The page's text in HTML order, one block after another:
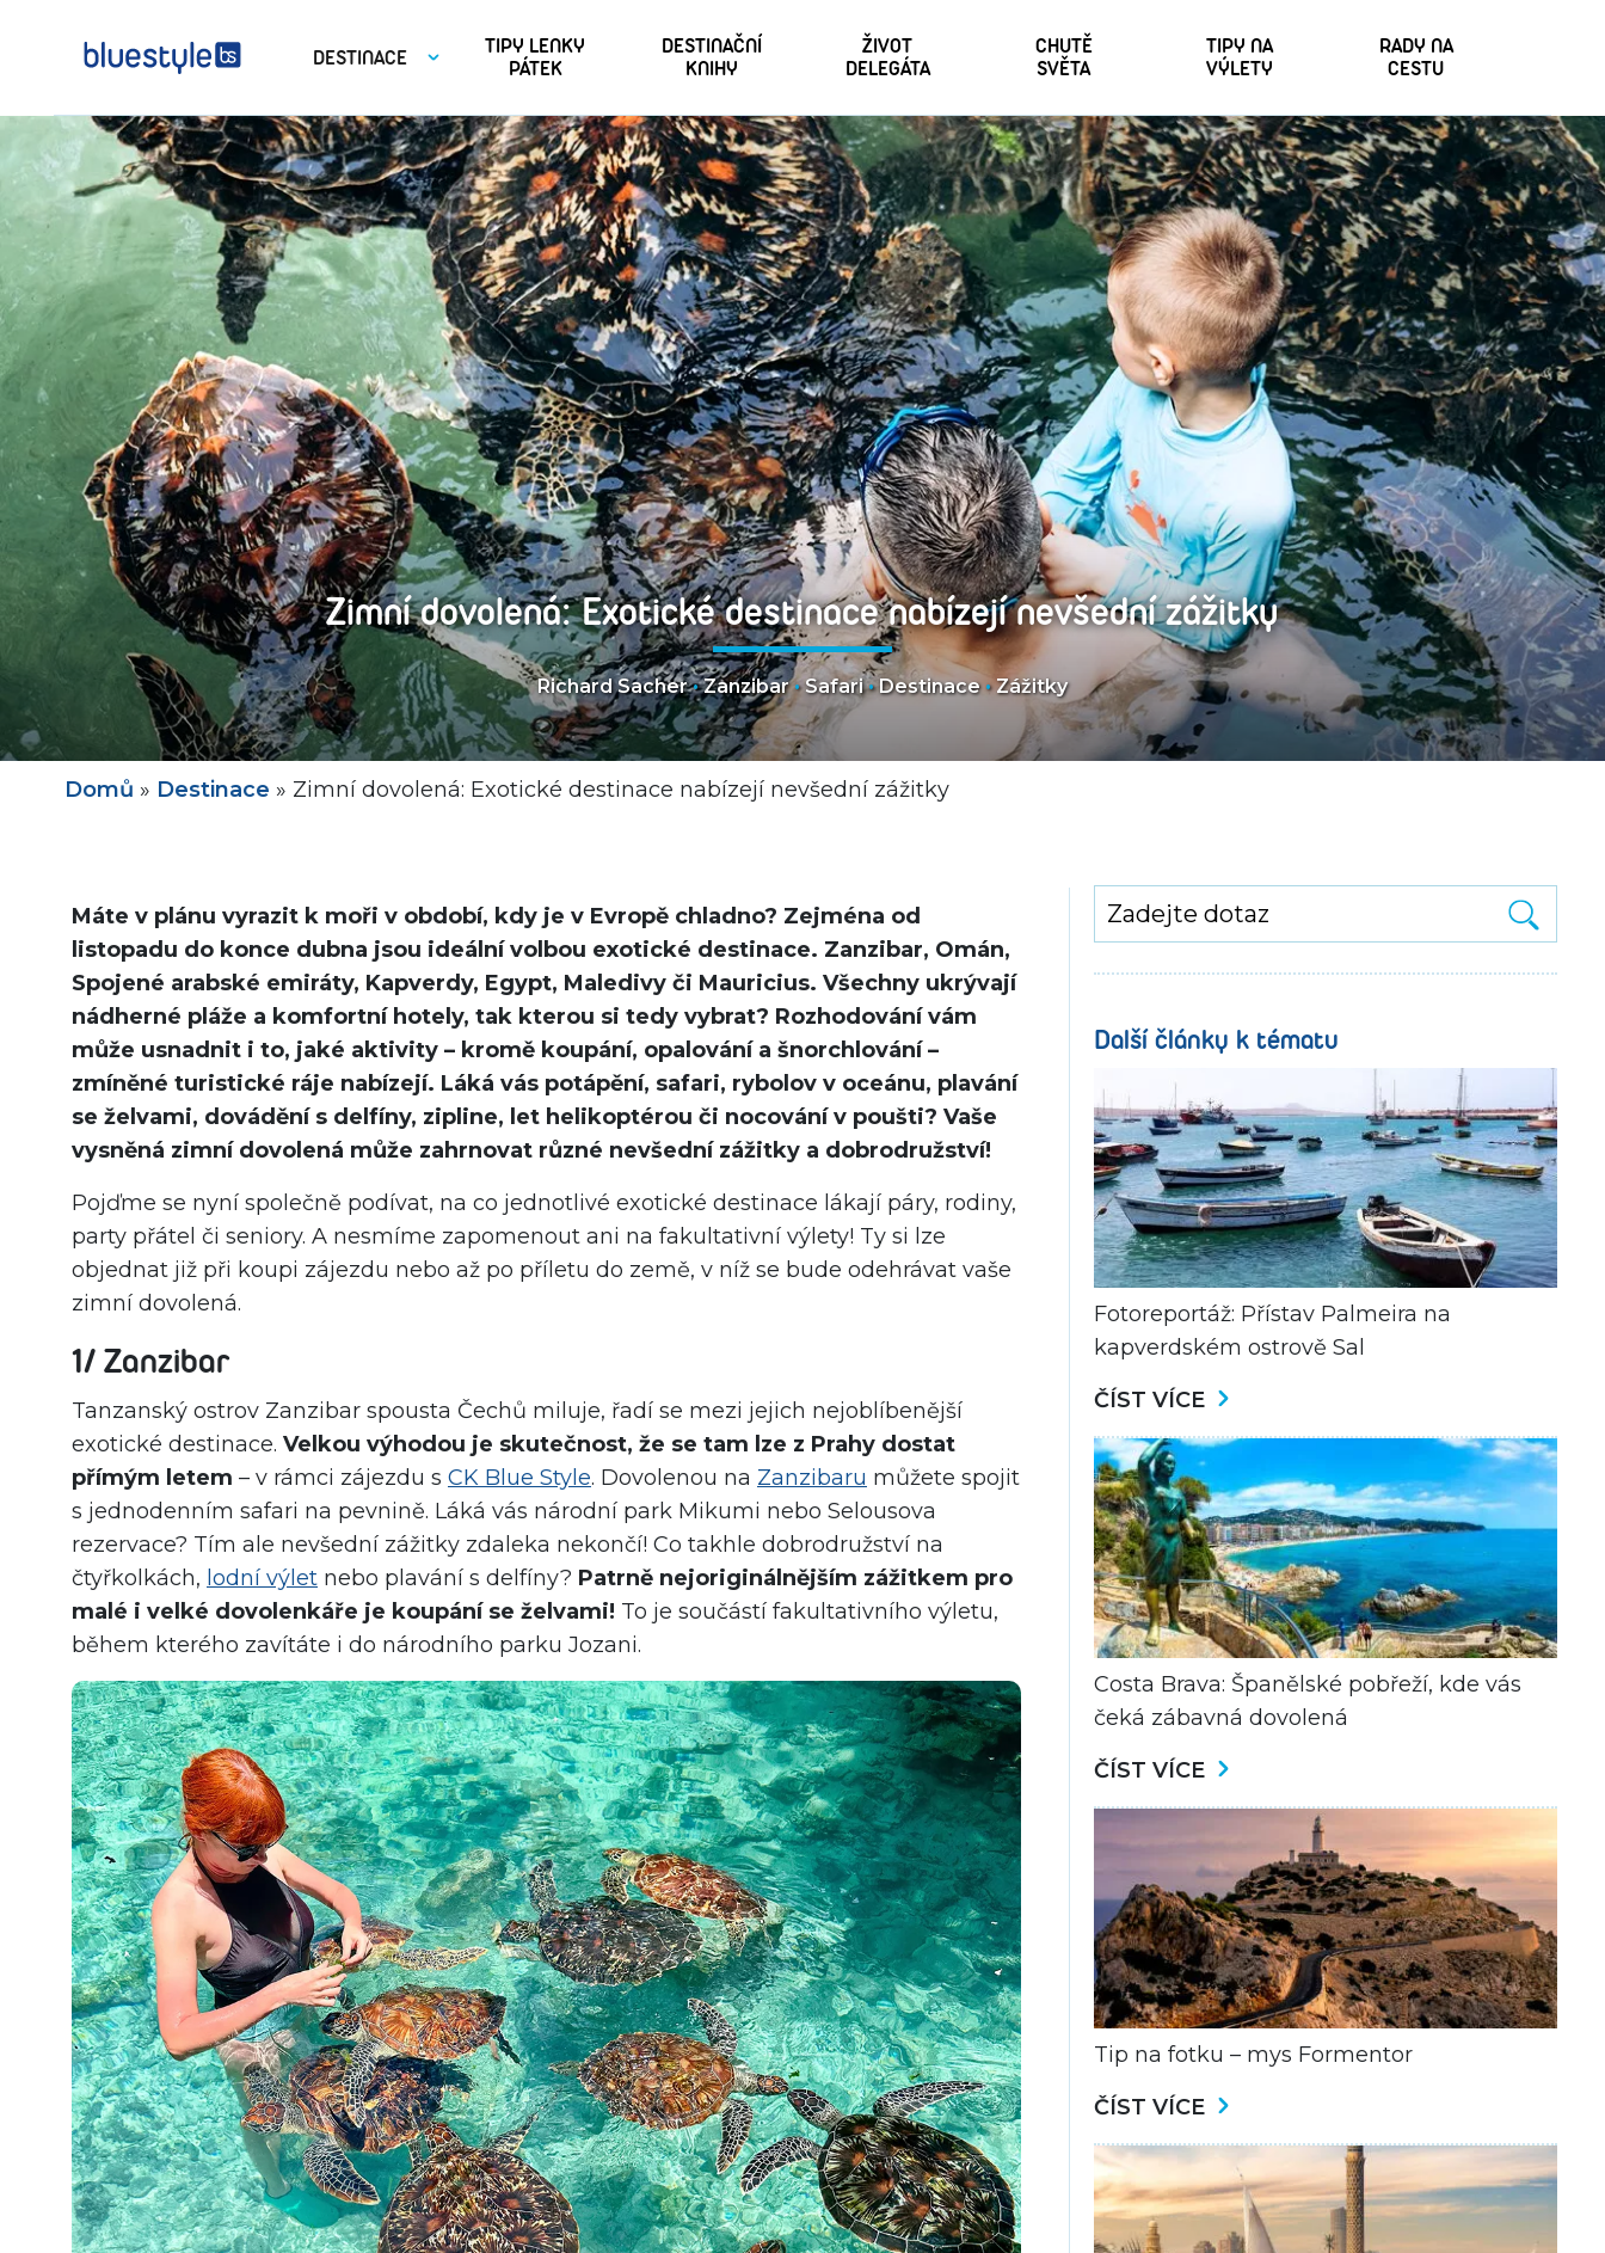
DESTINACE
TIPY LENKY
PÁTEK
DESTINAČNÍ
KNIHY
ŽIVOT
DELEGÁTA
CHUTĚ
SVĚTA
TIPY NA
VÝLETY
RADY NA
CESTU
Zimní dovolená: Exotické destinace nabízejí nevšední zážitky
Richard Sacher•Zanzibar•Safari•Destinace•Zážitky
Domů » Destinace » Zimní dovolená: Exotické destinace nabízejí nevšední zážitky
Máte v plánu vyrazit k moři v období, kdy je v Evropě chladno? Zejména od
listopadu do konce dubna jsou ideální volbou exotické destinace. Zanzibar, Omán,
Spojené arabské emiráty, Kapverdy, Egypt, Maledivy či Mauricius. Všechny ukrývají
nádherné pláže a komfortní hotely, tak kterou si tedy vybrat? Rozhodování vám
může usnadnit i to, jaké aktivity – kromě koupání, opalování a šnorchlování –
zmíněné turistické ráje nabízejí. Láká vás potápění, safari, rybolov v oceánu, plavání
se želvami, dovádění s delfíny, zipline, let helikoptérou či nocování v poušti? Vaše
vysněná zimní dovolená může zahrnovat různé nevšední zážitky a dobrodružství!
Pojďme se nyní společně podívat, na co jednotlivé exotické destinace lákají páry, rodiny,
party přátel či seniory. A nesmíme zapomenout ani na fakultativní výlety! Ty si lze
objednat již při koupi zájezdu nebo až po příletu do země, v níž se bude odehrávat vaše
zimní dovolená.
1/ Zanzibar
Tanzanský ostrov Zanzibar spousta Čechů miluje, řadí se mezi jejich nejoblíbenější
exotické destinace. Velkou výhodou je skutečnost, že se tam lze z Prahy dostat
přímým letem – v rámci zájezdu s CK Blue Style. Dovolenou na Zanzibaru můžete spojit
s jednodenním safari na pevnině. Láká vás národní park Mikumi nebo Selousova
rezervace? Tím ale nevšední zážitky zdaleka nekončí! Co takhle dobrodružství na
čtyřkolkách, lodní výlet nebo plavání s delfíny? Patrně nejoriginálnějším zážitkem pro
malé i velké dovolenkáře je koupání se želvami! To je součástí fakultativního výletu,
během kterého zavítáte i do národního parku Jozani.
Další články k tématu
Fotoreportáž: Přístav Palmeira na
kapverdském ostrově Sal
ČÍST VÍCE
Costa Brava: Španělské pobřeží, kde vás
čeká zábavná dovolená
ČÍST VÍCE
Tip na fotku – mys Formentor
ČÍST VÍCE